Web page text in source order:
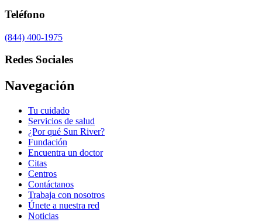
Teléfono
(844) 400-1975
Redes Sociales
Navegación
Tu cuidado
Servicios de salud
¿Por qué Sun River?
Fundación
Encuentra un doctor
Citas
Centros
Contáctanos
Trabaja con nosotros
Únete a nuestra red
Noticias